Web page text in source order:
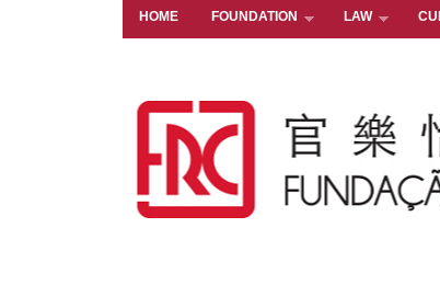
HOME FOUNDATION LAW